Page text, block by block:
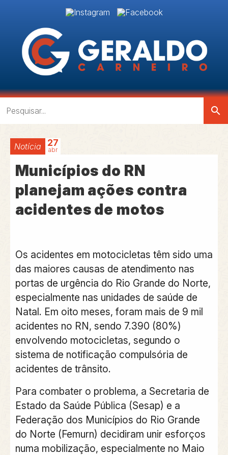
search
Notícia 27
abr
Municípios do RN
planejam ações contra
acidentes de motos
Os acidentes em motocicletas têm sido uma
das maiores causas de atendimento nas
portas de urgência do Rio Grande do Norte,
especialmente nas unidades de saúde de
Natal. Em oito meses, foram mais de 9 mil
acidentes no RN, sendo 7.390 (80%)
envolvendo motocicletas, segundo o
sistema de notificação compulsória de
acidentes de trânsito.
Para combater o problema, a Secretaria de
Estado da Saúde Pública (Sesap) e a
Federação dos Municípios do Rio Grande
do Norte (Femurn) decidiram unir esforços
numa mobilização, especialmente no Maio